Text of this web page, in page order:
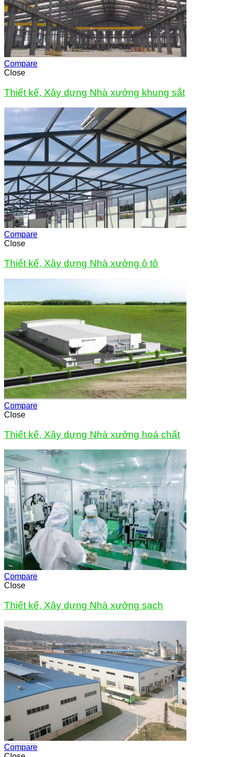
Compare
Close
Thiết kế, Xây dựng Nhà xưởng khung sắt
Compare
Close
Thiết kế, Xây dựng Nhà xưởng ô tô
Compare
Close
Thiết kế, Xây dựng Nhà xưởng hoá chất
Compare
Close
Thiết kế, Xây dựng Nhà xưởng sạch
Compare